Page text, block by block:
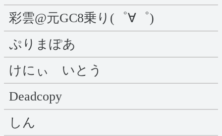
彩雲@元GC8乗り(゜∀゜)
ぷりまぽあ
けにぃ いとう
Deadcopy
しん